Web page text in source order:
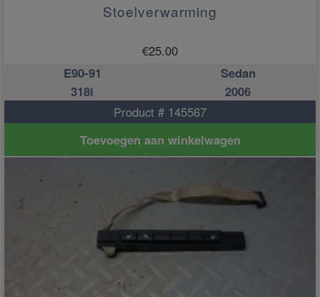
Stoelverwarming
€25.00
E90-91
Sedan
318i
2006
Product # 145567
Toevoegen aan winkelwagen